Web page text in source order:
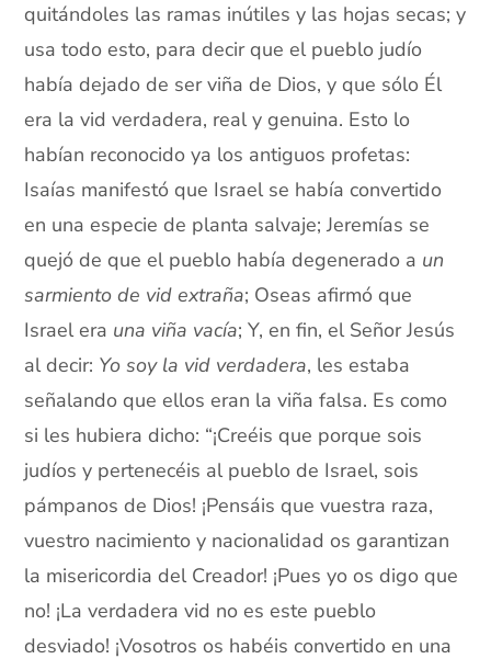
quitándoles las ramas inútiles y las hojas secas; y
usa todo esto, para decir que el pueblo judío
había dejado de ser viña de Dios, y que sólo Él
era la vid verdadera, real y genuina. Esto lo
habían reconocido ya los antiguos profetas:
Isaías manifestó que Israel se había convertido
en una especie de planta salvaje; Jeremías se
quejó de que el pueblo había degenerado a un
sarmiento de vid extraña; Oseas afirmó que
Israel era una viña vacía; Y, en fin, el Señor Jesús
al decir: Yo soy la vid verdadera, les estaba
señalando que ellos eran la viña falsa. Es como
si les hubiera dicho: “¡Creéis que porque sois
judíos y pertenecéis al pueblo de Israel, sois
pámpanos de Dios! ¡Pensáis que vuestra raza,
vuestro nacimiento y nacionalidad os garantizan
la misericordia del Creador! ¡Pues yo os digo que
no! ¡La verdadera vid no es este pueblo
desviado! ¡Vosotros os habéis convertido en una